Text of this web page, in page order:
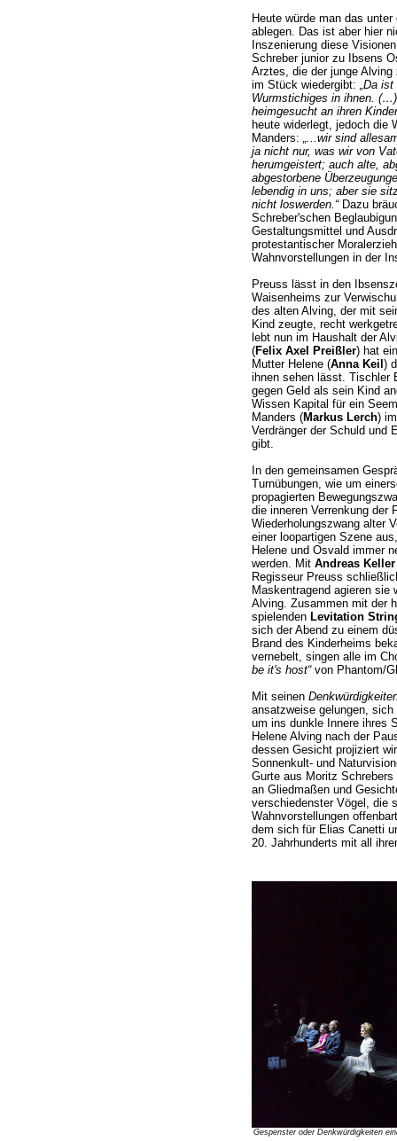
Heute würde man das
ablegen. Das ist aber hier
Inszenierung diese
Schreber junior zu Ibsens
Arztes, die der junge
im Stück wiedergibt: „Da
Wurmstichiges in ihnen.
heimgesucht an ihren
heute widerlegt, jedoch die
Manders: „...wir sind
ja nicht nur, was wir von
herumgeistert; auch alte,
abgestorbene
lebendig in uns; aber sie
nicht loswerden.“Dazu
Schreber'schen
Gestaltungsmittel und
protestantischer
Wahnvorstellungen in der
Preuss lässt in den
Waisenheims zur
des alten Alving, der mit
Kind zeugte, recht
lebt nun im Haushalt der
(Felix Axel Preißler) hat
Mutter Helene (Anna Keil )
ihnen sehen lässt. Tischler
gegen Geld als sein Kind
Wissen Kapital für ein
Manders (Markus Lerch)
Verdränger der Schuld und
gibt.
In den gemeinsamen
Turnübungen, wie um
propagierten
die inneren Verrenkung der
Wiederholungszwang alter
einer loopartigen Szene
Helene und Osvald immer
werden. Mit Andreas Keller
Regisseur Preuss
Maskentragend agieren sie
Alving. Zusammen mit der
spielenden Levitation
sich der Abend zu einem
Brand des Kinderheims
vernebelt, singen alle im
be it's host“von Phantom/
Mit seinen
ansatzweise gelungen,
um ins dunkle Innere ihres
Helene Alving nach der
dessen Gesicht projiziert
Sonnenkult- und
Gurte aus Moritz
an Gliedmaßen und
verschiedenster Vögel, die
Wahnvorstellungen
dem sich für Elias Canetti
20. Jahrhunderts mit all
Gespenster oder Denkwürdigkeiten